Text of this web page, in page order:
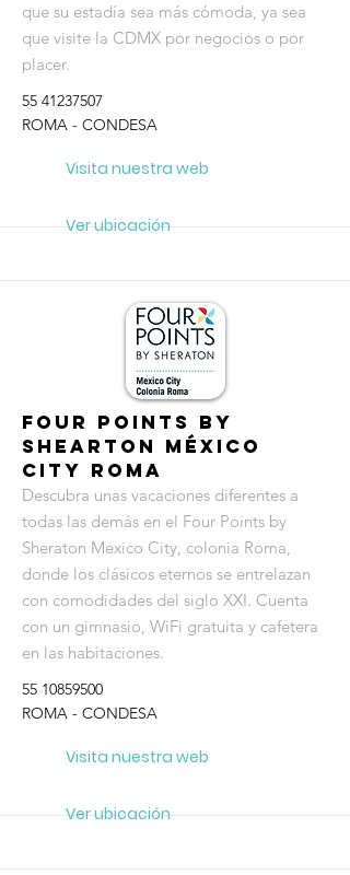
que su estadía sea más cómoda, ya sea
que visite la CDMX por negocios o por
placer.
55 41237507
ROMA - CONDESA
Visita nuestra web
Ver ubicación
Four Points By
Shearton México
City Roma
Descubra unas vacaciones diferentes a
todas las demás en el Four Points by
Sheraton Mexico City, colonia Roma,
donde los clásicos eternos se entrelazan
con comodidades del siglo XXI. Cuenta
con un gimnasio, WiFi gratuita y cafetera
en las habitaciones.
55 10859500
ROMA - CONDESA
Visita nuestra web
Ver ubicación